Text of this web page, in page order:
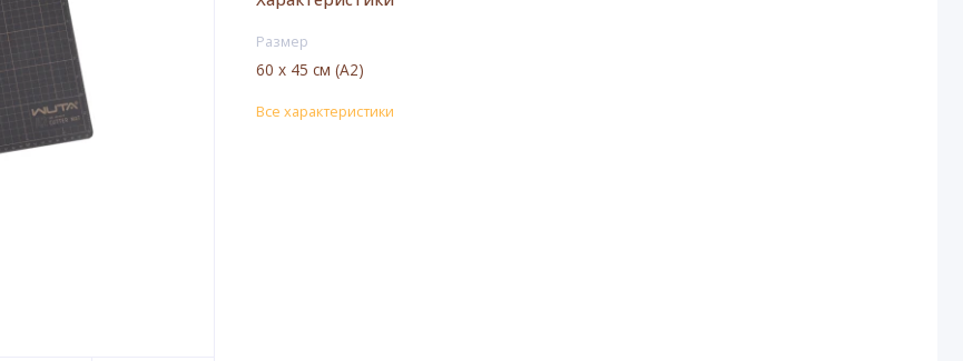
Размер
60 х 45 см (А2)
Все характеристики